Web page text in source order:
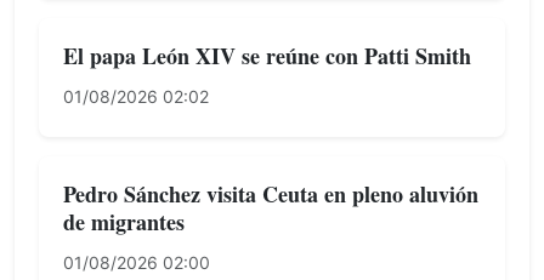
El papa León XIV se reúne con Patti Smith
01/08/2026 02:02
Pedro Sánchez visita Ceuta en pleno aluvión
de migrantes
01/08/2026 02:00